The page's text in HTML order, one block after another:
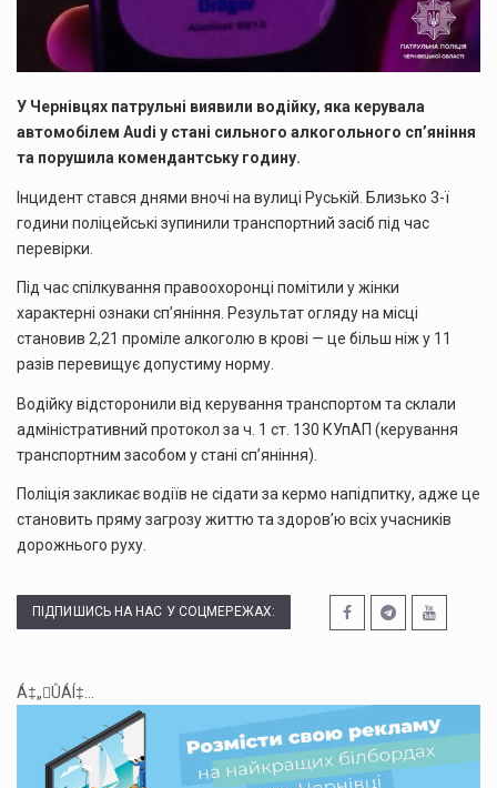
У Чернівцях патрульні виявили водійку, яка керувала
автомобілем Audi у стані сильного алкогольного сп’яніння
та порушила комендантську годину.
Інцидент стався днями вночі на вулиці Руській. Близько 3-ї
години поліцейські зупинили транспортний засіб під час
перевірки.
Під час спілкування правоохоронці помітили у жінки
характерні ознаки сп’яніння. Результат огляду на місці
становив 2,21 проміле алкоголю в крові — це більш ніж у 11
разів перевищує допустиму норму.
Водійку відсторонили від керування транспортом та склали
адміністративний протокол за ч. 1 ст. 130 КУпАП (керування
транспортним засобом у стані сп’яніння).
Поліція закликає водіїв не сідати за кермо напідпитку, адже це
становить пряму загрозу життю та здоров’ю всіх учасників
дорожнього руху.
ПІДПИШИСЬ НА НАС У СОЦМЕРЕЖАХ:
Á‡„ÛÁÍ‡...